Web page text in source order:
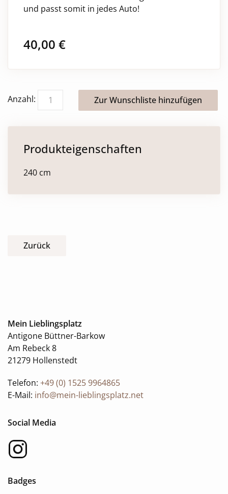
und passt somit in jedes Auto!
40,00 €
Anzahl:
Produkteigenschaften
240 cm
Zurück
Mein Lieblingsplatz
Antigone Büttner-Barkow
Am Rebeck 8
21279 Hollenstedt
Telefon: +49 (0) 1525 9964865
E-Mail: info@mein-lieblingsplatz.net
Social Media
Badges